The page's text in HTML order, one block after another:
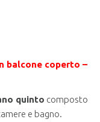
balcone coperto –
quinto composto
e bagno.